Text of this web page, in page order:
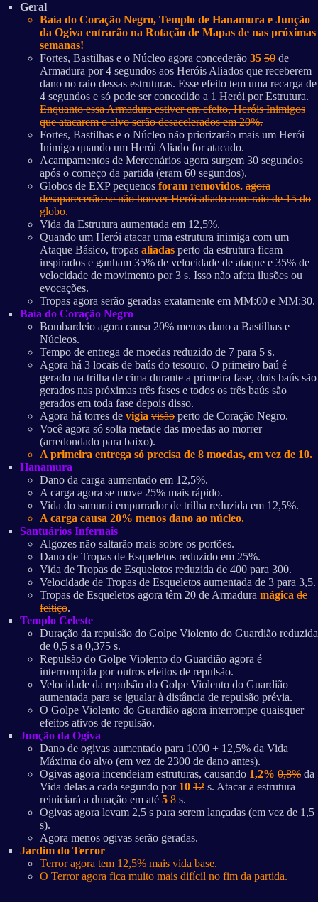
Geral
Baía do Coração Negro, Templo de Hanamura e Junção
da Ogiva entrarão na Rotação de Mapas de nas próximas
semanas!
Fortes, Bastilhas e o Núcleo agora concederão 35 50 de
Armadura por 4 segundos aos Heróis Aliados que receberem
dano no raio dessas estruturas. Esse efeito tem uma recarga de
4 segundos e só pode ser concedido a 1 Herói por Estrutura.
Enquanto essa Armadura estiver em efeito, Heróis Inimigos
que atacarem o alvo serão desacelerados em 20%.
Fortes, Bastilhas e o Núcleo não priorizarão mais um Herói
Inimigo quando um Herói Aliado for atacado.
Acampamentos de Mercenários agora surgem 30 segundos
após o começo da partida (eram 60 segundos).
Globos de EXP pequenos foram removidos. agora
desaparecerão se não houver Herói aliado num raio de 15 do
globo.
Vida da Estrutura aumentada em 12,5%.
Quando um Herói atacar uma estrutura inimiga com um
Ataque Básico, tropas aliadas perto da estrutura ficam
inspirados e ganham 35% de velocidade de ataque e 35% de
velocidade de movimento por 3 s. Isso não afeta ilusões ou
evocações.
Tropas agora serão geradas exatamente em MM:00 e MM:30.
Baía do Coração Negro
Bombardeio agora causa 20% menos dano a Bastilhas e
Núcleos.
Tempo de entrega de moedas reduzido de 7 para 5 s.
Agora há 3 locais de baús do tesouro. O primeiro baú é
gerado na trilha de cima durante a primeira fase, dois baús são
gerados nas próximas três fases e todos os três baús são
gerados em toda fase depois disso.
Agora há torres de vigia visão perto de Coração Negro.
Você agora só solta metade das moedas ao morrer
(arredondado para baixo).
A primeira entrega só precisa de 8 moedas, em vez de 10.
Hanamura
Dano da carga aumentado em 12,5%.
A carga agora se move 25% mais rápido.
Vida do samurai empurrador de trilha reduzida em 12,5%.
A carga causa 20% menos dano ao núcleo.
Santuários Infernais
Algozes não saltarão mais sobre os portões.
Dano de Tropas de Esqueletos reduzido em 25%.
Vida de Tropas de Esqueletos reduzida de 400 para 300.
Velocidade de Tropas de Esqueletos aumentada de 3 para 3,5.
Tropas de Esqueletos agora têm 20 de Armadura mágica de
feitiço.
Templo Celeste
Duração da repulsão do Golpe Violento do Guardião reduzida
de 0,5 s a 0,375 s.
Repulsão do Golpe Violento do Guardião agora é
interrompida por outros efeitos de repulsão.
Velocidade da repulsão do Golpe Violento do Guardião
aumentada para se igualar à distância de repulsão prévia.
O Golpe Violento do Guardião agora interrompe quaisquer
efeitos ativos de repulsão.
Junção da Ogiva
Dano de ogivas aumentado para 1000 + 12,5% da Vida
Máxima do alvo (em vez de 2300 de dano antes).
Ogivas agora incendeiam estruturas, causando 1,2% 0,8% da
Vida delas a cada segundo por 10 12 s. Atacar a estrutura
reiniciará a duração em até 5 8 s.
Ogivas agora levam 2,5 s para serem lançadas (em vez de 1,5
s).
Agora menos ogivas serão geradas.
Jardim do Terror
Terror agora tem 12,5% mais vida base.
O Terror agora fica muito mais difícil no fim da partida.